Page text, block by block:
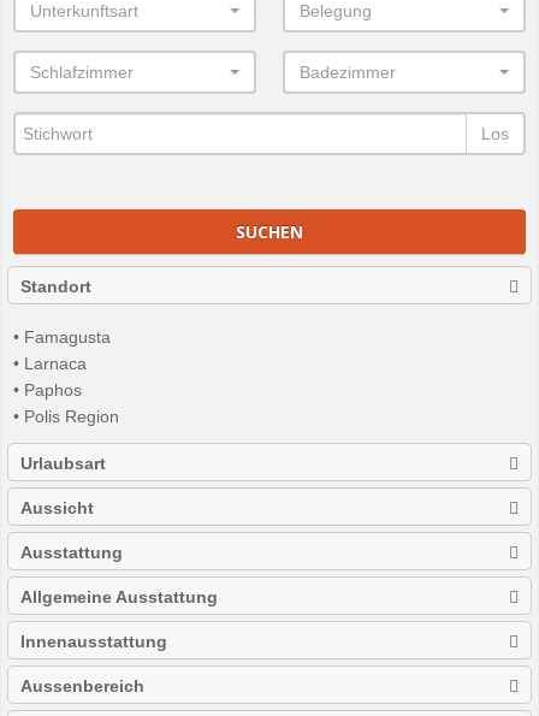
Unterkunftsart Belegung
Schlafzimmer Badezimmer
Los
SUCHEN
Standort
• Famagusta
• Larnaca
• Paphos
• Polis Region
Urlaubsart
Aussicht
Ausstattung
Allgemeine Ausstattung
Innenausstattung
Aussenbereich